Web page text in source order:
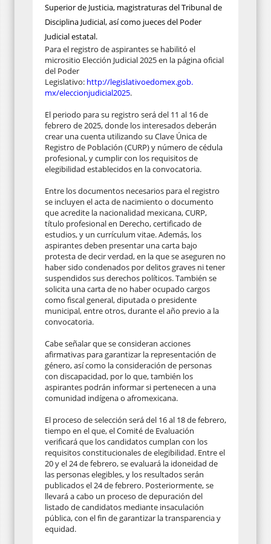
Superior de Justicia, magistraturas del Tribunal de
Disciplina Judicial, así como jueces del Poder
Judicial estatal.
Para el registro de aspirantes se habilitó el
micrositio Elección Judicial 2025 en la página oficial
del Poder
Legislativo: http://legislativoedomex.gob.
mx/eleccionjudicial2025.
El periodo para su registro será del 11 al 16 de
febrero de 2025, donde los interesados deberán
crear una cuenta utilizando su Clave Única de
Registro de Población (CURP) y número de cédula
profesional, y cumplir con los requisitos de
elegibilidad establecidos en la convocatoria.
Entre los documentos necesarios para el registro
se incluyen el acta de nacimiento o documento
que acredite la nacionalidad mexicana, CURP,
título profesional en Derecho, certificado de
estudios, y un currículum vitae. Además, los
aspirantes deben presentar una carta bajo
protesta de decir verdad, en la que se aseguren no
haber sido condenados por delitos graves ni tener
suspendidos sus derechos políticos. También se
solicita una carta de no haber ocupado cargos
como fiscal general, diputada o presidente
municipal, entre otros, durante el año previo a la
convocatoria.
Cabe señalar que se consideran acciones
afirmativas para garantizar la representación de
género, así como la consideración de personas
con discapacidad, por lo que, también los
aspirantes podrán informar si pertenecen a una
comunidad indígena o afromexicana.
El proceso de selección será del 16 al 18 de febrero,
tiempo en el que, el Comité de Evaluación
verificará que los candidatos cumplan con los
requisitos constitucionales de elegibilidad. Entre el
20 y el 24 de febrero, se evaluará la idoneidad de
las personas elegibles, y los resultados serán
publicados el 24 de febrero. Posteriormente, se
llevará a cabo un proceso de depuración del
listado de candidatos mediante insaculación
pública, con el fin de garantizar la transparencia y
equidad.